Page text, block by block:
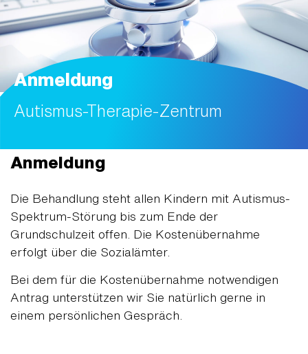
Anmeldung
Autismus-Therapie-Zentrum
Anmeldung
Die Behandlung steht allen Kindern mit Autismus-
Spektrum-Störung bis zum Ende der
Grundschulzeit offen. Die Kostenübernahme
erfolgt über die Sozialämter.
Bei dem für die Kostenübernahme notwendigen
Antrag unterstützen wir Sie natürlich gerne in
einem persönlichen Gespräch.